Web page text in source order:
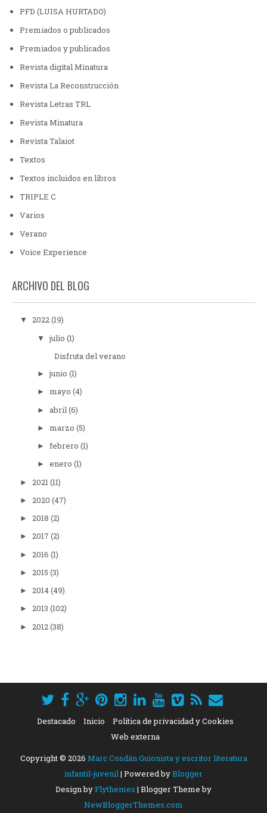
PFD (LUISA HURTADO)
Premiados o publicados
Premiados y publicados
Revista digital Minatura
Revista La Reconstrucción
Revista Letras TRL
Revista Minatura
Revista Talaiot
Textos
Textos incluidos en libros
TRIPLE C
Varios
Verano
Voice Experience
ARCHIVO DEL BLOG
▼ 2022(19)
▼julio (1)
Disfruta del verano
►junio (1)
► mayo (4)
► abril(6)
► marzo (5)
► febrero (1)
► enero (1)
► 2021(11)
► 2020 (47)
► 2018 (2)
► 2017 (2)
► 2016 (1)
► 2015 (3)
► 2014(49)
► 2013 (102)
► 2012(38)
Destacado Inicio
Política de privacidad y Cookies
Web externa
Copyright © 2026 Marc Cosdán Guionista y escritor literatura
infantil-juvenil| Powered byBlogger
Design byFlythemes | Blogger Theme by
NewBloggerThemes.com